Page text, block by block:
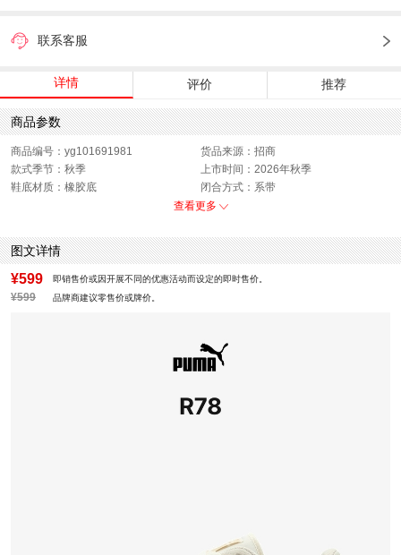
联系客服
详情 评价 推荐
商品参数
商品编号：yg101691981
货品来源：招商
款式季节：秋季
上市时间：2026年秋季
鞋底材质：橡胶底
闭合方式：系带
查看更多
图文详情
¥599 即销售价或因开展不同的优惠活动而设定的即时售价。
¥599 品牌商建议零售价或牌价。